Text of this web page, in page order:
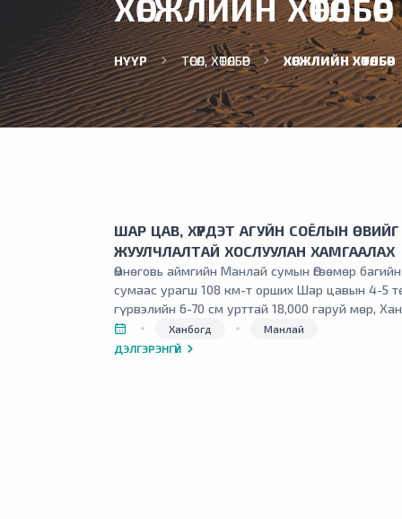
ХӨГЖЛИЙН ХӨТӨЛБӨР
НҮҮР ТӨСӨЛ, ХӨТӨЛБӨР ХӨГЖЛИЙН ХӨТӨЛБӨР
ШАР ЦАВ, ХҮРДЭТ АГУЙН СОЁЛЫН
ЖУУЛЧЛАЛТАЙ ХОСЛУУЛАН ХАМГААЛАХ
Өмнөговь аймгийн Манлай сумын Өгөөмөр
сумаас урагш 108 км-т орших Шар цавын 4-5
гүрвэлийн 6-70 см урттай 18,000 гаруй мөр,
Жавхлант багаас баруун тийш 18 км-т орших
зууны эхэн үеийн 32 бүлэг Хятад, Монгол, төвд
Ханбогд
Манлай
ДЭЛГЭРЭНГҮЙ